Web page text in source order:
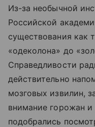
Из-за необычной
Российской
существования как
«одеколона» до
Справедливости
действительно
мозговых извилин,
внимание горожан и
подобрались